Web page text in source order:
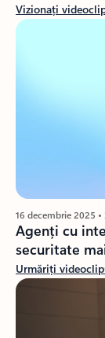
Vizionați
16 decembrie 2025
Agenți cu
securitate
Urmăriți